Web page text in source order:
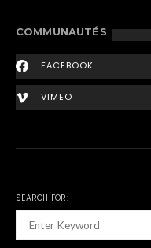
COMMUNAUTÉS
FACEBOOK
VIMEO
SEARCH FOR: